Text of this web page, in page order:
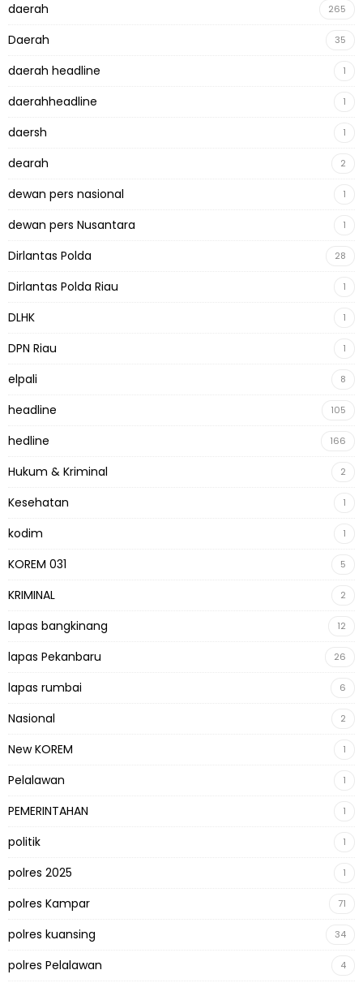
daerah 265
Daerah 35
daerah headline 1
daerahheadline 1
daersh 1
dearah 2
dewan pers nasional 1
dewan pers Nusantara 1
Dirlantas Polda 28
Dirlantas Polda Riau 1
DLHK 1
DPN Riau 1
elpali 8
headline 105
hedline 166
Hukum & Kriminal 2
Kesehatan 1
kodim 1
KOREM 031 5
KRIMINAL 2
lapas bangkinang 12
lapas Pekanbaru 26
lapas rumbai 6
Nasional 2
New KOREM 1
Pelalawan 1
PEMERINTAHAN 1
politik 1
polres 2025 1
polres Kampar 71
polres kuansing 34
polres Pelalawan 4